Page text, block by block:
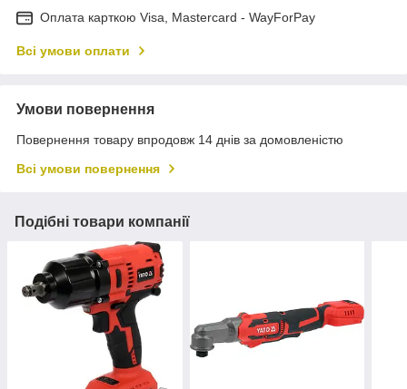
Оплата карткою Visa, Mastercard - WayForPay
Всі умови оплати
Умови повернення
Повернення товару впродовж 14 днів за домовленістю
Всі умови повернення
Подібні товари компанії